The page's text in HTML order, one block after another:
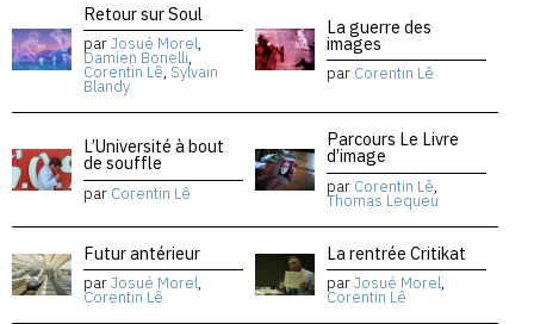
Retour sur Soul
parJosué Morel,
Damien Bonelli,
Corentin Lê, Sylvain
Blandy
La guerre des
images
par Corentin Lê
L’Université à bout
de souffle
par Corentin Lê
Parcours Le Livre
d’image
par Corentin Lê,
Thomas Lequeu
Futur antérieur
parJosué Morel,
Corentin Lê
La rentrée Critikat
parJosué Morel,
Corentin Lê